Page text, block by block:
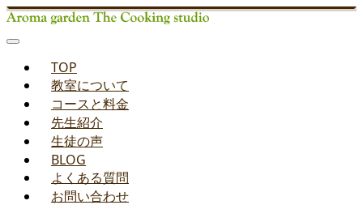
TOP
教室について
コースと料金
先生紹介
生徒の声
BLOG
よくある質問
お問い合わせ